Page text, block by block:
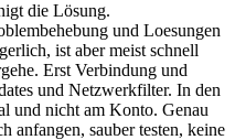
die Lösung.
und Loesungen
ist aber meist schnell
Erst Verbindung und
und Netzwerkfilter. In den
und nicht am Konto. Genau
anfangen, sauber testen, keine